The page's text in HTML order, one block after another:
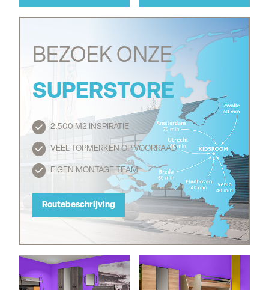
BEZOEK ONZE
SUPERSTORE
2.500 M2 INSPIRATIE
VEEL TOPMERKEN OP VOORRAAD
EIGEN MONTAGE TEAM
Routebeschrijving
Routebeschrijving